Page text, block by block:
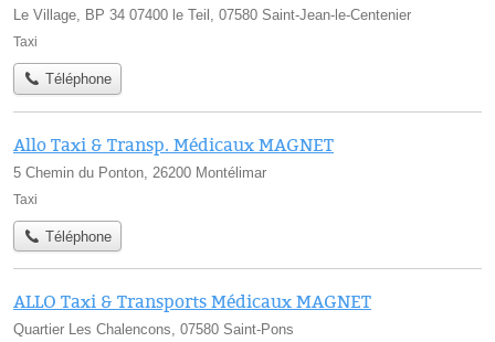
Le Village, BP 34 07400 le Teil, 07580 Saint-Jean-le-Centenier
Taxi
Téléphone
Allo Taxi & Transp. Médicaux MAGNET
5 Chemin du Ponton, 26200 Montélimar
Taxi
Téléphone
ALLO Taxi & Transports Médicaux MAGNET
Quartier Les Chalencons, 07580 Saint-Pons